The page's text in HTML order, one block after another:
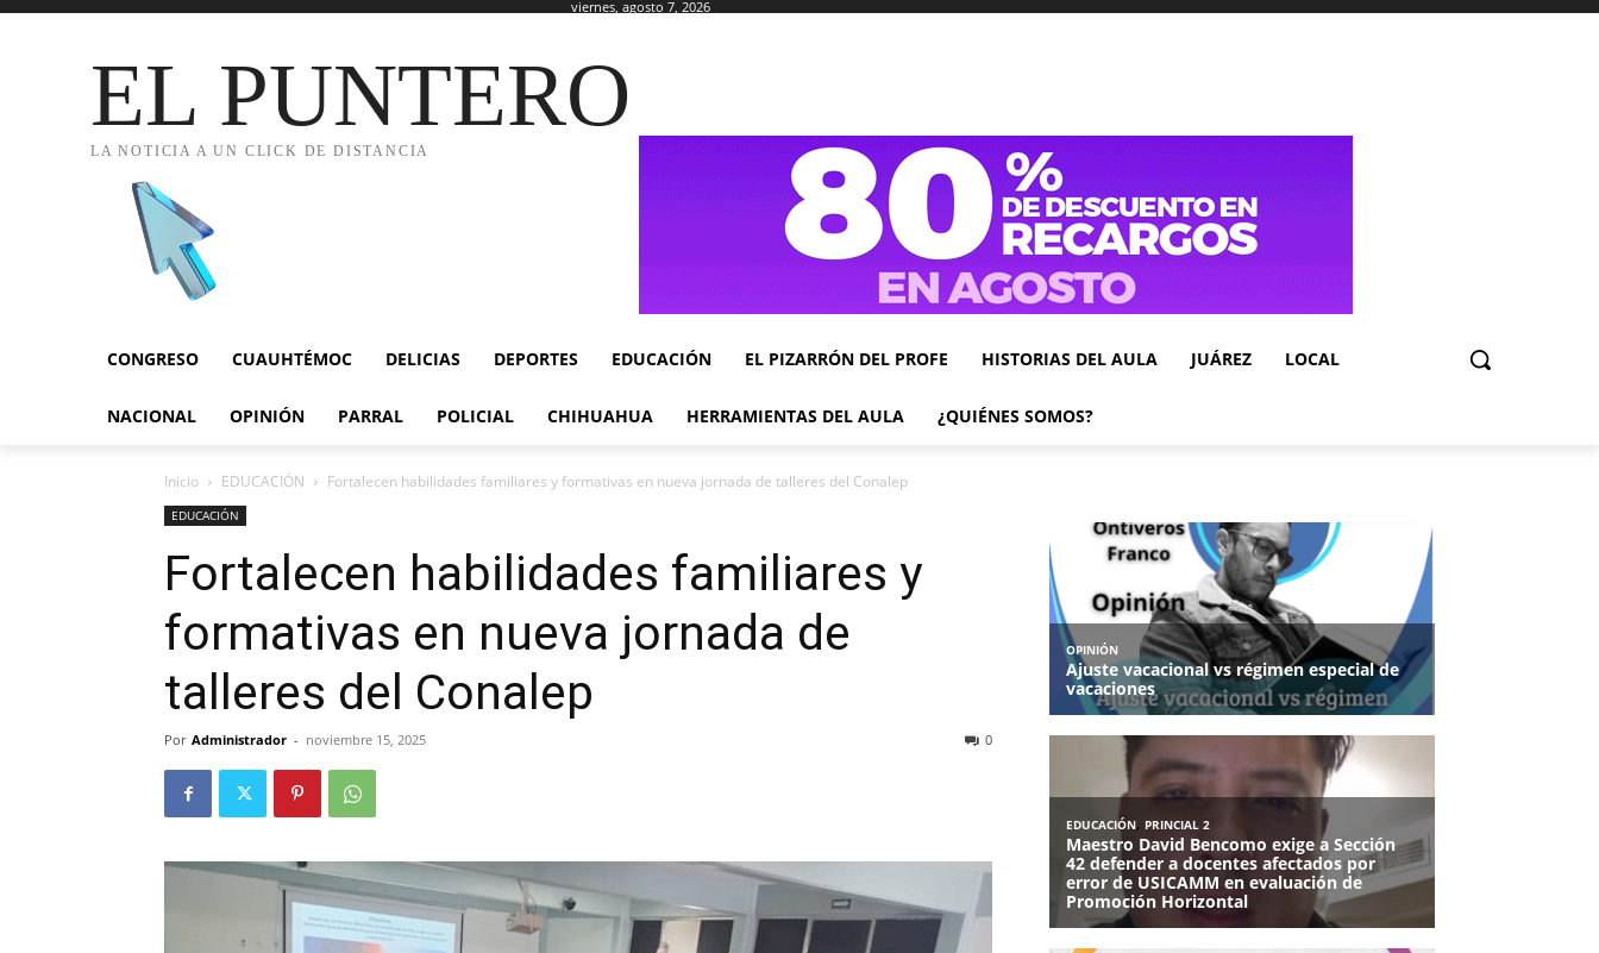
viernes, agosto 7, 2026
EL PUNTERO
LA NOTICIA A UN CLICK DE DISTANCIA
CONGRESO CUAUHTÉMOC DELICIAS DEPORTES EDUCACIÓN EL PIZARRÓN DEL PROFE HISTORIAS DEL AULA JUÁREZ LOCAL
NACIONAL OPINIÓN PARRAL POLICIAL CHIHUAHUA HERRAMIENTAS DEL AULA ¿QUIÉNES SOMOS?
Inicio EDUCACIÓN Fortalecen habilidades familiares y formativas en nueva jornada de talleres del Conalep
EDUCACIÓN
Fortalecen habilidades familiares y
formativas en nueva jornada de
talleres del Conalep
Por Administrador - noviembre 15, 2025 0